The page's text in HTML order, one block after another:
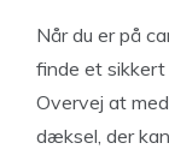
Når du er på
finde et
Overvej at
dæksel, der